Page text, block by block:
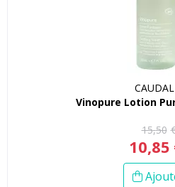
Vinopure Lotion
15,50
10,85